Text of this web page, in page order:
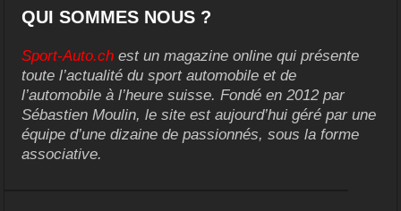
QUI SOMMES NOUS ?
Sport-Auto.ch est un magazine online qui présente
toute l’actualité du sport automobile et de
l’automobile à l’heure suisse. Fondé en 2012 par
Sébastien Moulin, le site est aujourd’hui géré par une
équipe d’une dizaine de passionnés, sous la forme
associative.